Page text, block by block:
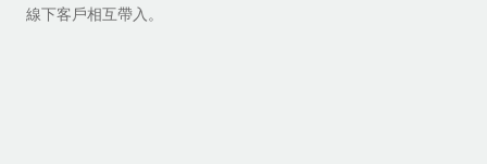
線下客戶相互帶入。